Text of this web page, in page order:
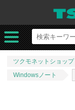
ツクモネットショップ
Windowsノート